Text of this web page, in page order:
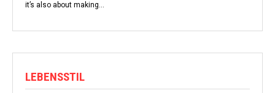
it’s also about making...
LEBENSSTIL